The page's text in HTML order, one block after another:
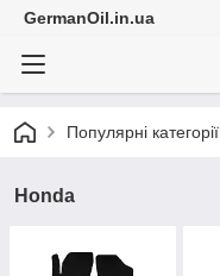
GermanOil.in.ua
Популярні категорії
Honda